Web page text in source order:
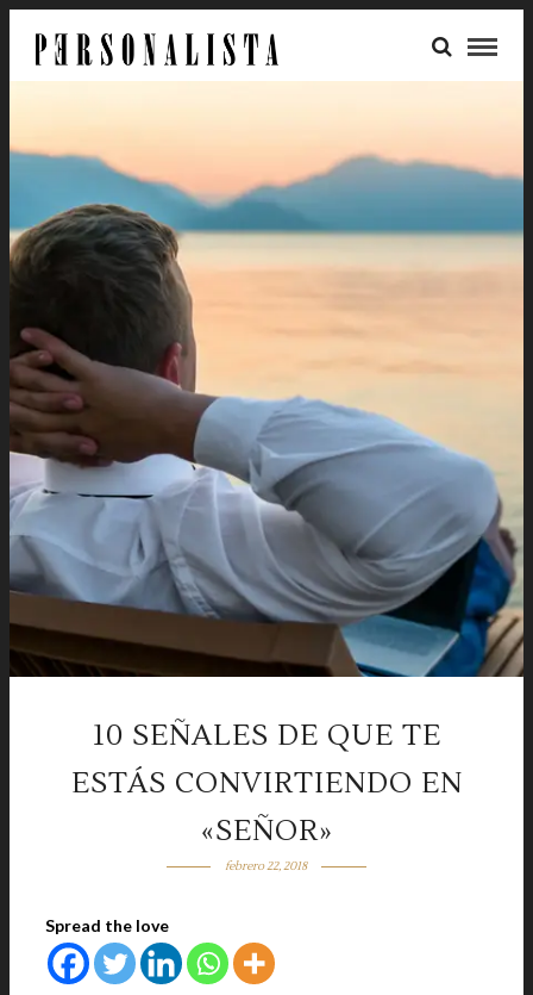
10 SEÑALES DE QUE TE
ESTÁS CONVIRTIENDO EN
«SEÑOR»
febrero 22, 2018
Spread the love